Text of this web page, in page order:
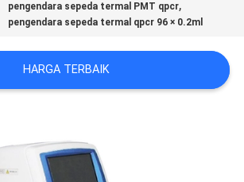
pengendara sepeda termal PMT qpcr,
pengendara sepeda termal qpcr 96 × 0.2ml
HARGA TERBAIK